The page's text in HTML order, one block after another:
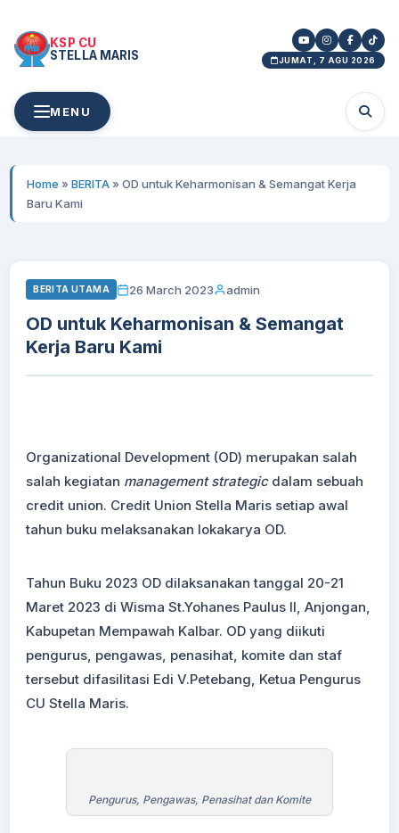
KSP CU
STELLA MARIS
JUMAT, 7 AGU 2026
MENU
Home »BERITA»OD untuk Keharmonisan & Semangat Kerja
Baru Kami
BERITA UTAMA 26 March 2023 admin
OD untuk Keharmonisan & Semangat
Kerja Baru Kami
Organizational Development (OD) merupakan salah
salah kegiatan management strategic dalam sebuah
credit union. Credit Union Stella Maris setiap awal
tahun buku melaksanakan lokakarya OD.
Tahun Buku 2023 OD dilaksanakan tanggal 20-21
Maret 2023 di Wisma St.Yohanes Paulus II, Anjongan,
Kabupetan Mempawah Kalbar. OD yang diikuti
pengurus, pengawas, penasihat, komite dan staf
tersebut difasilitasi Edi V.Petebang, Ketua Pengurus
CU Stella Maris.
Pengurus, Pengawas, Penasihat dan Komite